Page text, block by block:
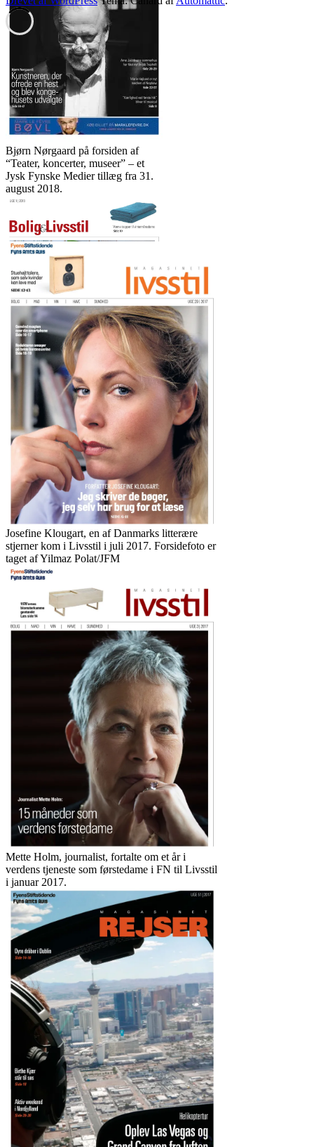
Bjørn Nørgaard på forsiden af
“Teater, koncerter, museer” – et
Jysk Fynske Medier tillæg fra 31.
august 2018.
Arkitekt og designer Eva Harlou
var første coverhistorie i JFMs nye
magasin Bolig og Livsstil i januar
2018. Forsidefoto er taget af Yilmaz
Polat/JFM
Josefine Klougart, en af Danmarks litterære
stjerner kom i Livsstil i juli 2017. Forsidefoto er
taget af Yilmaz Polat/JFM
Mette Holm, journalist, fortalte om et år i
verdens tjeneste som førstedame i FN til Livsstil
i januar 2017.